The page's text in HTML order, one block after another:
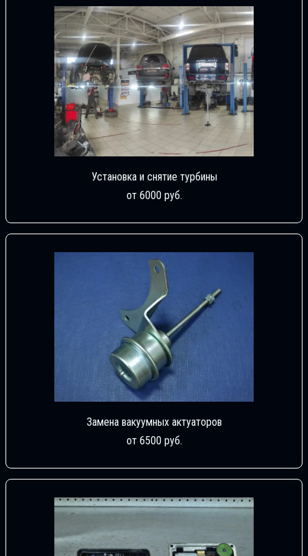
Установка и снятие турбины
от 6000 руб.
Замена вакуумных актуаторов
от 6500 руб.